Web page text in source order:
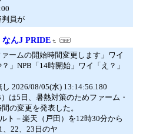
判員が
なんJ PRIDE
ームの開始時間変更します」ワイ
」NPB「14時開始」ワイ「え？」
2026/08/05(水) 13:14:56.180
は5日、暑熱対策のためファーム・
の変更を発表した。
ト－楽天（戸田）を12時30分から
、22、23日のヤ